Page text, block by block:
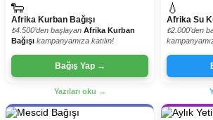
🐑
Afrika Kurban Bağışı
₺4.500’den başlayan Afrika Kurban
Bağışı kampanyamıza katılın!
Bağış Yap →
Yazıları oku →
💧
Afrika Su
₺2.000’den